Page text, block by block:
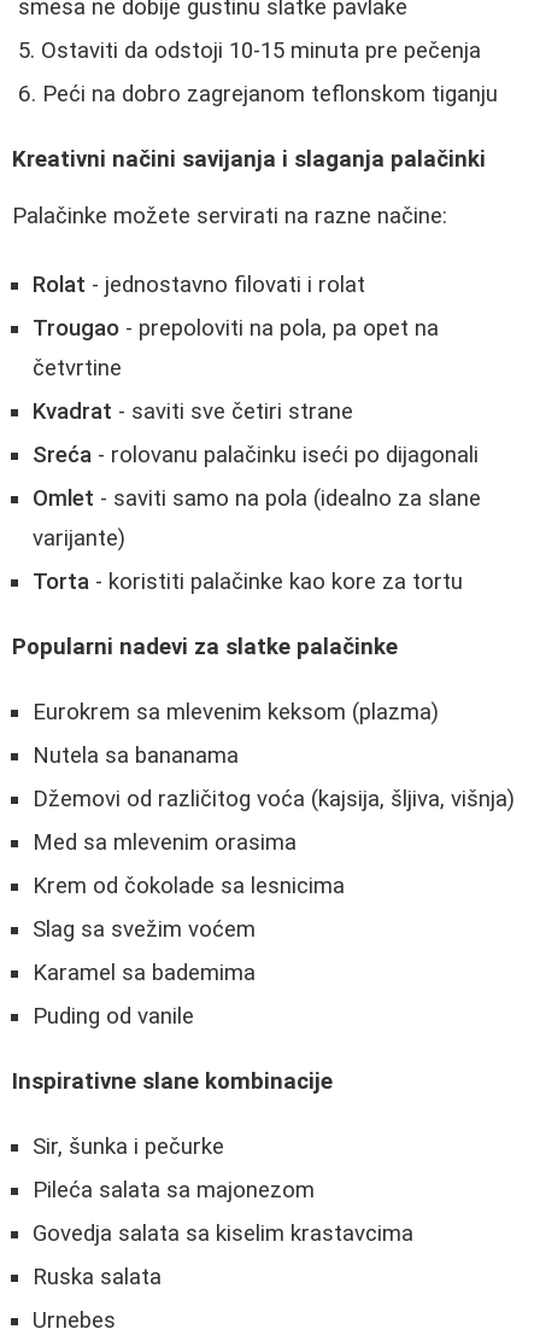
smesa ne dobije gustinu slatke pavlake
Ostaviti da odstoji 10-15 minuta pre pečenja
Peći na dobro zagrejanom teflonskom tiganju
Kreativni načini savijanja i slaganja palačinki
Palačinke možete servirati na razne načine:
Rolat - jednostavno filovati i rolat
Trougao - prepoloviti na pola, pa opet na
četvrtine
Kvadrat - saviti sve četiri strane
Sreća - rolovanu palačinku iseći po dijagonali
Omlet - saviti samo na pola (idealno za slane
varijante)
Torta - koristiti palačinke kao kore za tortu
Popularni nadevi za slatke palačinke
Eurokrem sa mlevenim keksom (plazma)
Nutela sa bananama
Džemovi od različitog voća (kajsija, šljiva, višnja)
Med sa mlevenim orasima
Krem od čokolade sa lesnicima
Slag sa svežim voćem
Karamel sa bademima
Puding od vanile
Inspirativne slane kombinacije
Sir, šunka i pečurke
Pileća salata sa majonezom
Govedja salata sa kiselim krastavcima
Ruska salata
Urnebes